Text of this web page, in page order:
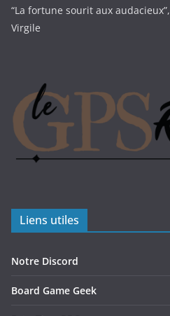
“La fortune sourit aux audacieux”,
Virgile
Liens utiles
Notre Discord
Board Game Geek